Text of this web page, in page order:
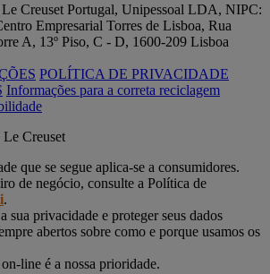
Creuset Portugal, Unipessoal LDA, NIPC:
Empresarial Torres de Lisboa, Rua
A, 13º Piso, C - D, 1600-209 Lisboa
POLÍTICA DE PRIVACIDADE
Informações para a correta reciclagem
Creuset
que se segue aplica-se a consumidores.
de negócio, consulte a Política de
.
sua privacidade e proteger seus dados
abertos sobre como e porque usamos os
line é a nossa prioridade.